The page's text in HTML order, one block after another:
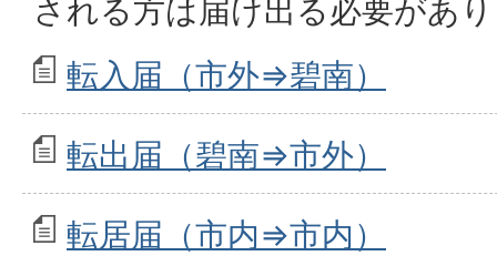
される方は届け出る必要があ
転入届（市外⇒碧南）
転出届（碧南⇒市外）
転居届（市内⇒市内）